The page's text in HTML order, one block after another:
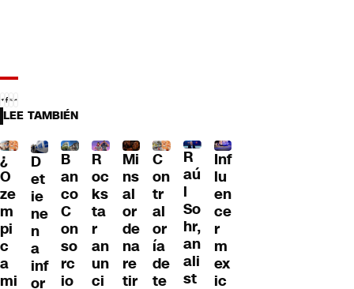
LEE TAMBIÉN
¿
O
ze
m
pi
c
a
mi
D
et
ie
ne
n
a
inf
or
B
an
co
C
on
so
rc
io
R
oc
ks
ta
r
an
un
ci
Mi
ns
al
or
de
na
re
tir
C
on
tr
al
or
ía
de
te
R
aú
l
So
hr,
an
ali
st
Inf
lu
en
ce
r
m
ex
ic